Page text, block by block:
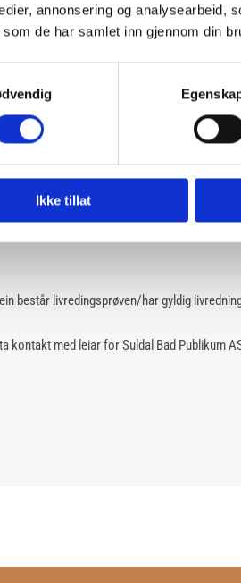
annonsering og analysearbeid,
som de har samlet inn gjennom din
Ikke tillat
for alle stillingar:
vera villig og ha føresetnader til å ta dette)
og arbeidstid
–
arbeid i sikkerheit
til dei andre på vakta
består livredingsprøven/har gyldig
kontakt med leiar for Suldal Bad Publikum